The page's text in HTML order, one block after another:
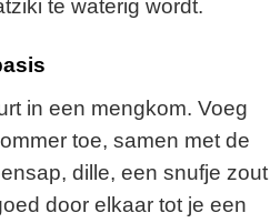
te waterig wordt.
in een mengkom. Voeg
toe, samen met de
dille, een snufje zout
door elkaar tot je een